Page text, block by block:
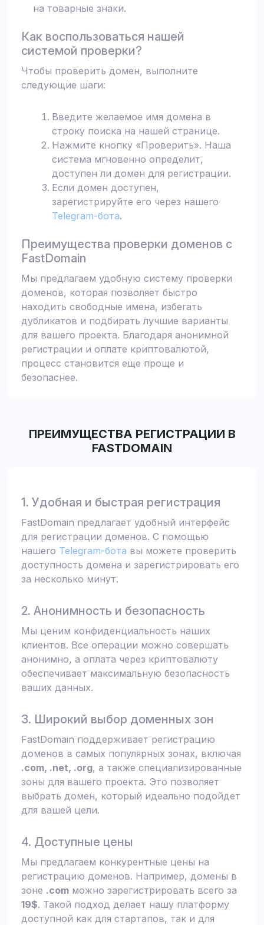
на товарные знаки.
Как воспользоваться нашей
системой проверки?
Чтобы проверить домен, выполните
следующие шаги:
Введите желаемое имя домена в
строку поиска на нашей странице.
Нажмите кнопку «Проверить». Наша
система мгновенно определит,
доступен ли домен для регистрации.
Если домен доступен,
зарегистрируйте его через нашего
Telegram-бота.
Преимущества проверки доменов с
FastDomain
Мы предлагаем удобную систему проверки
доменов, которая позволяет быстро
находить свободные имена, избегать
дубликатов и подбирать лучшие варианты
для вашего проекта. Благодаря анонимной
регистрации и оплате криптовалютой,
процесс становится еще проще и
безопаснее.
ПРЕИМУЩЕСТВА РЕГИСТРАЦИИ В
FASTDOMAIN
1. Удобная и быстрая регистрация
FastDomain предлагает удобный интерфейс
для регистрации доменов. С помощью
нашего Telegram-бота вы можете проверить
доступность домена и зарегистрировать его
за несколько минут.
2. Анонимность и безопасность
Мы ценим конфиденциальность наших
клиентов. Все операции можно совершать
анонимно, а оплата через криптовалюту
обеспечивает максимальную безопасность
ваших данных.
3. Широкий выбор доменных зон
FastDomain поддерживает регистрацию
доменов в самых популярных зонах, включая
.com, .net, .org, а также специализированные
зоны для вашего проекта. Это позволяет
выбрать домен, который идеально подойдет
для вашей цели.
4. Доступные цены
Мы предлагаем конкурентные цены на
регистрацию доменов. Например, домены в
зоне .com можно зарегистрировать всего за
19$. Такой подход делает нашу платформу
доступной как для стартапов, так и для